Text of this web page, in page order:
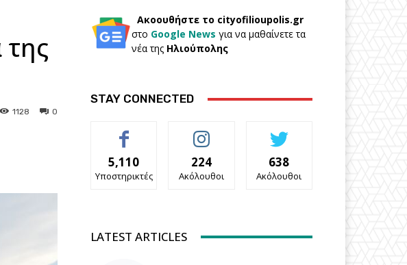
της
0
1128
Ακοουθήστε το cityofilioupolis.gr
στο Google News για να μαθαίνετε τα
νέα της Ηλιούπολης
STAY CONNECTED
5,110
Υποστηρικτές
224
Ακόλουθοι
638
Ακόλουθοι
LATEST ARTICLES